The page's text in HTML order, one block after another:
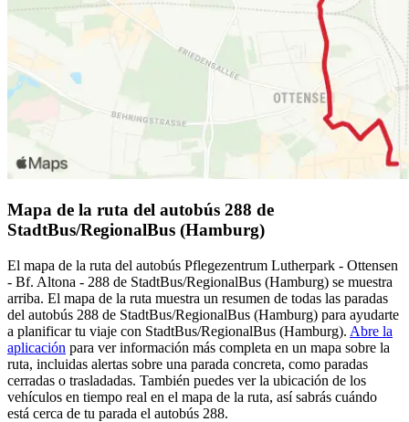
Mapa de la ruta del autobús 288 de
StadtBus/RegionalBus (Hamburg)
El mapa de la ruta del autobús Pflegezentrum Lutherpark - Ottensen
- Bf. Altona - 288 de StadtBus/RegionalBus (Hamburg) se muestra
arriba. El mapa de la ruta muestra un resumen de todas las paradas
del autobús 288 de StadtBus/RegionalBus (Hamburg) para ayudarte
a planificar tu viaje con StadtBus/RegionalBus (Hamburg). Abre la
aplicación para ver información más completa en un mapa sobre la
ruta, incluidas alertas sobre una parada concreta, como paradas
cerradas o trasladadas. También puedes ver la ubicación de los
vehículos en tiempo real en el mapa de la ruta, así sabrás cuándo
está cerca de tu parada el autobús 288.